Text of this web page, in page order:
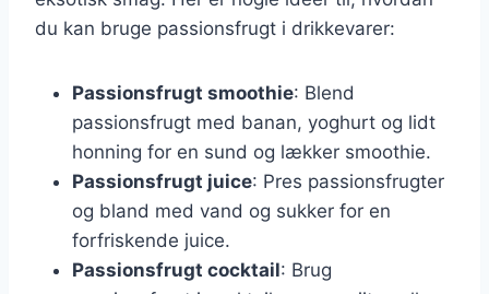
du kan bruge passionsfrugt i drikkevarer:
Passionsfrugt smoothie: Blend
passionsfrugt med banan, yoghurt og lidt
honning for en sund og lækker smoothie.
Passionsfrugt juice: Pres passionsfrugter
og bland med vand og sukker for en
forfriskende juice.
Passionsfrugt cocktail: Brug